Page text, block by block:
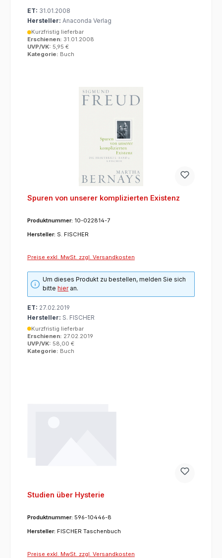
ET: 31.01.2008
Hersteller: Anaconda Verlag
Kurzfristig lieferbar
Erschienen: 31.01.2008
UVP/VK: 5,95 €
Kategorie: Buch
Spuren von unserer komplizierten Existenz
Produktnummer: 10-022814-7
Hersteller: S. FISCHER
Preise exkl. MwSt. zzgl. Versandkosten
Um dieses Produkt zu bestellen, melden Sie sich
bittehieran.
ET: 27.02.2019
Hersteller: S. FISCHER
Kurzfristig lieferbar
Erschienen: 27.02.2019
UVP/VK: 58,00 €
Kategorie: Buch
Studien über Hysterie
Produktnummer: 596-10446-8
Hersteller: FISCHER Taschenbuch
Preise exkl. MwSt. zzgl. Versandkosten